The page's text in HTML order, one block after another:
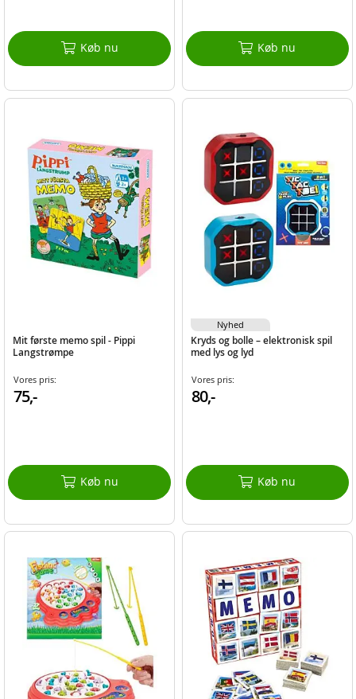
Køb nu Køb nu
Mit første memo spil - Pippi
Langstrømpe
Vores pris:
75,-
Køb nu
Kryds og bolle – elektronisk spil
med lys og lyd
Vores pris:
80,-
Køb nu
Nyhed